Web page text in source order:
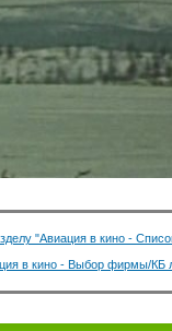
"Авиация в кино -
в кино - Выбор фирмы/КБ